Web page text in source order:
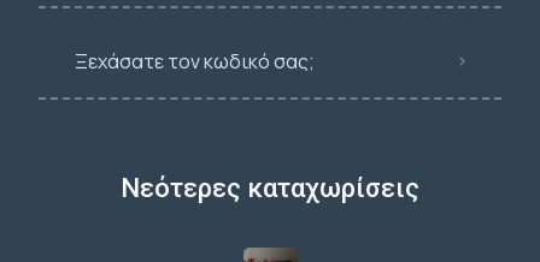
Ξεχάσατε τον κωδικό σας;
Νεότερες καταχωρίσεις